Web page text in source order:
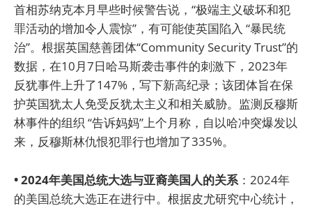
首相苏纳克本月早些时候警告说，“极端主义破坏和犯
罪活动的增加令人震惊”，有可能使英国陷入 “暴民统
治”。根据英国慈善团体“Community Security Trust”的
数据，在10月7日哈马斯袭击事件的刺激下，2023年
反犹事件上升了147%，写下新高纪录；该团体旨在保
护英国犹太人免受反犹太主义和相关威胁。监测反穆斯
林事件的组织 “告诉妈妈”上个月称，自以哈冲突爆发以
来，反穆斯林仇恨犯罪行也增加了335%。
• 2024年美国总统大选与亚裔美国人的关系：2024年
的美国总统大选正在进行中。根据皮尤研究中心统计，